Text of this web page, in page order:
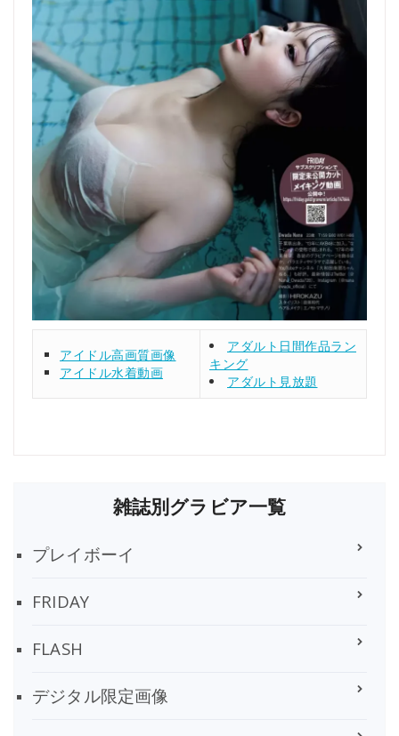
アイドル高画質画像
アイドル水着動画
アダルト日間作品ラン
キング
アダルト見放題
雑誌別グラビア一覧
プレイボーイ
FRIDAY
FLASH
デジタル限定画像